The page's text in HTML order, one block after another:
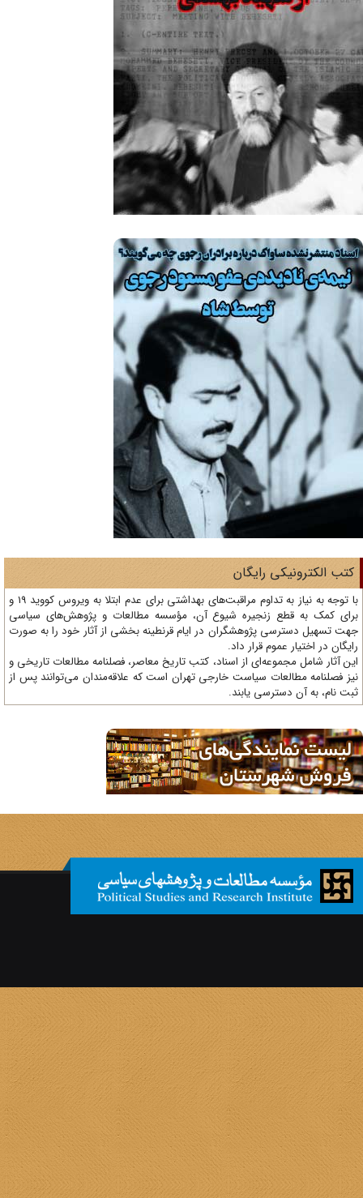
الکترونیکی رایگان
با توجه به نیاز به تداوم مراقبت‌های بهداشتی برای عدم ابتلا به ویروس کووید 19 و
کمک به قطع زنجیره شیوع آن، مؤسسه مطالعات و پژوهش‌های سیاسی
تسهیل دسترسی پژوهشگران در ایام قرنطینه بخشی از آثار خود را به صورت
در اختیار عموم قرار داد.
آثار شامل مجموعه‌ای از اسناد، کتب تاریخ معاصر، فصلنامه‌ مطالعات تاریخی و
فصلنامه مطالعات سیاست خارجی تهران است که علاقه‌مندان می‌توانند پس از
نام، به آن دسترسی یابند.